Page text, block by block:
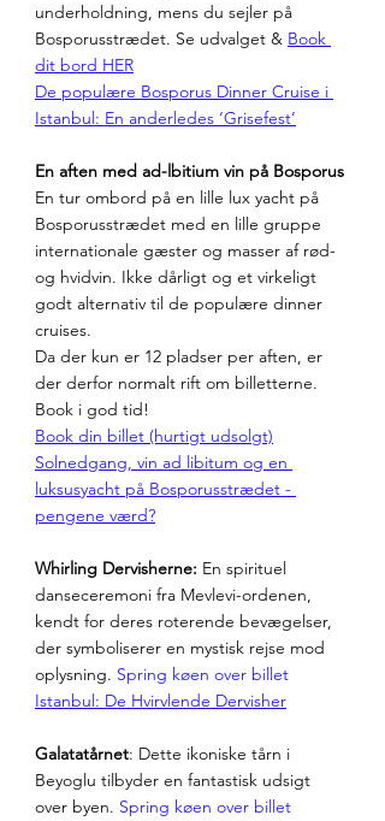
underholdning, mens du sejler på
Bosporusstrædet. Se udvalget & Book
dit bord HER
De populære Bosporus Dinner Cruise i
Istanbul: En anderledes ‘Grisefest’
En aften med ad-lbitium vin på Bosporus
En tur ombord på en lille lux yacht på
Bosporusstrædet med en lille gruppe
internationale gæster og masser af rød-
og hvidvin. Ikke dårligt og et virkeligt
godt alternativ til de populære dinner
cruises.
Da der kun er 12 pladser per aften, er
der derfor normalt rift om billetterne.
Book i god tid!
Book din billet (hurtigt udsolgt)
Solnedgang, vin ad libitum og en
luksusyacht på Bosporusstrædet -
pengene værd?
Whirling Dervisherne: En spirituel
danseceremoni fra Mevlevi-ordenen,
kendt for deres roterende bevægelser,
der symboliserer en mystisk rejse mod
oplysning. Spring køen over billet
Istanbul: De Hvirvlende Dervisher
Galatatårnet: Dette ikoniske tårn i
Beyoglu tilbyder en fantastisk udsigt
over byen. Spring køen over billet